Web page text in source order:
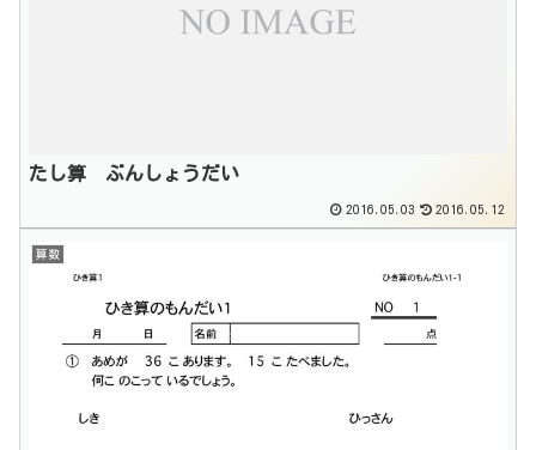
たし算 ぶんしょうだい
2016.05.03 2016.05.12
算数